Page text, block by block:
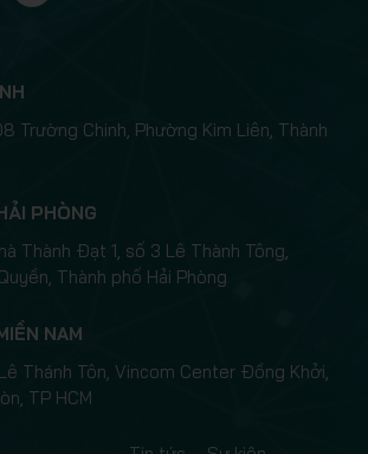
Trường Chinh, Phường Kim Liên, Thành
PHÒNG
Thành Đạt 1, số 3 Lê Thành Tông,
Thành phố Hải Phòng
NAM
Thánh Tôn, Vincom Center Đồng Khởi,
TP HCM